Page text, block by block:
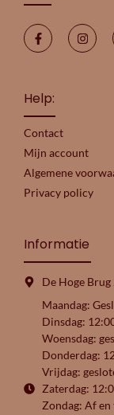
Help:
Contact
Mijn account
Algemene
Privacy policy
Informatie
De Hoge
Maandag:
Dinsdag:
Woensdag:
Donderdag:
Vrijdag:
Zaterdag:
Zondag: Af en